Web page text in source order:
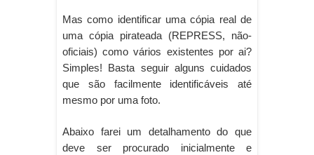
Mas como identificar uma cópia real de
uma cópia pirateada (REPRESS, não-
oficiais) como vários existentes por ai?
Simples! Basta seguir alguns cuidados
que são facilmente identificáveis até
mesmo por uma foto.
Abaixo farei um detalhamento do que
deve ser procurado inicialmente e